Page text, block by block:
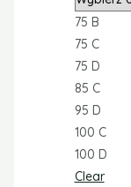
75 B
75 C
75 D
85 C
95 D
100 C
100 D
Clear